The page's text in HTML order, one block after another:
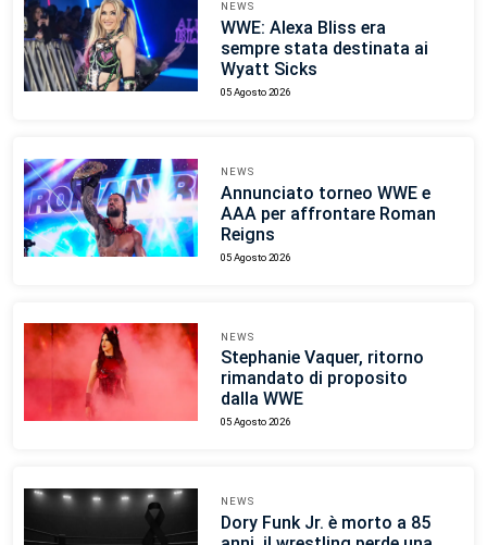
NEWS
WWE: Alexa Bliss era
sempre stata destinata ai
Wyatt Sicks
05 Agosto 2026
NEWS
Annunciato torneo WWE e
AAA per affrontare Roman
Reigns
05 Agosto 2026
NEWS
Stephanie Vaquer, ritorno
rimandato di proposito
dalla WWE
05 Agosto 2026
NEWS
Dory Funk Jr. è morto a 85